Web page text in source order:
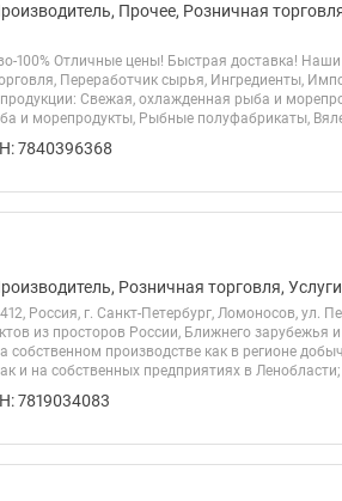
Прочее, Розничная
100% Отличные цены! Быстрая доставка!
Переработчик сырья, Ингредиенты,
Свежая, охлажденная рыба и
и морепродукты, Рыбные полуфабрикаты,
7840396368
Розничная торговля,
Россия, г. Санкт-Петербург, Ломоносов, ул.
из просторов России, Ближнего зарубежья
собственном производстве как в регионе
и на собственных предприятиях в Ленобласти;
7819034083